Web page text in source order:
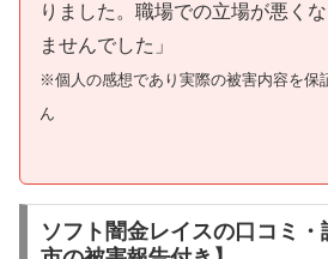
りました。職場での立場が悪く
ませんでした」
※個人の感想であり実際の被害内容を保
ん
ソフト闇金レイスの口コミ・